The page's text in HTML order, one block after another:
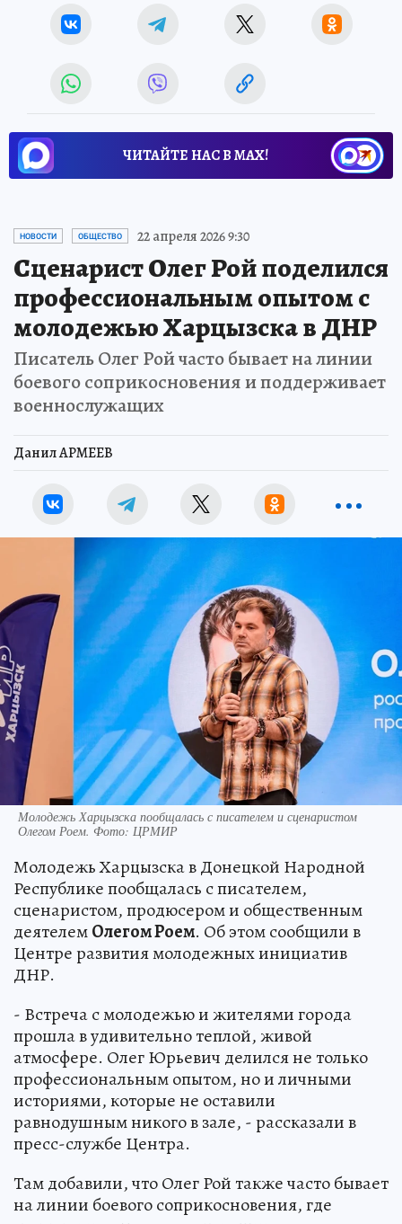
ЧИТАЙТЕ НАС В МАХ!
НОВОСТИ ОБЩЕСТВО 22 апреля 2026 9:30
Сценарист Олег Рой поделился
профессиональным опытом с
молодежью Харцызска в ДНР
Писатель Олег Рой часто бывает на линии
боевого соприкосновения и поддерживает
военнослужащих
Данил АРМЕЕВ
Молодежь Харцызска пообщалась с писателем и сценаристом
Олегом Роем. Фото: ЦРМИР
Молодежь Харцызска в Донецкой Народной
Республике пообщалась с писателем,
сценаристом, продюсером и общественным
деятелемОлегом Роем. Об этом сообщили в
Центре развития молодежных инициатив
ДНР.
- Встреча с молодежью и жителями города
прошла в удивительно теплой, живой
атмосфере. Олег Юрьевич делился не только
профессиональным опытом, но и личными
историями, которые не оставили
равнодушным никого в зале, - рассказали в
пресс-службе Центра.
Там добавили, что Олег Рой также часто бывает
на линии боевого соприкосновения, где